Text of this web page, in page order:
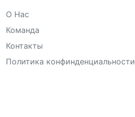
О Нас
Команда
Контакты
Политика конфинденциальности